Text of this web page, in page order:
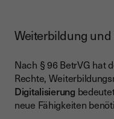
Weiterbildung
Nach § 96 BetrVG hat
Rechte,
Digitalisierung
neue Fähigkeiten